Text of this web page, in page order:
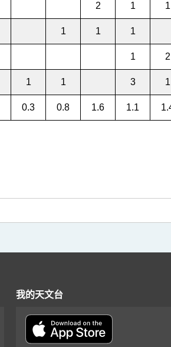
2 1 1
1 1 1
1 2
1 1 3 1
0.3 0.8 1.6 1.1
我的天文台